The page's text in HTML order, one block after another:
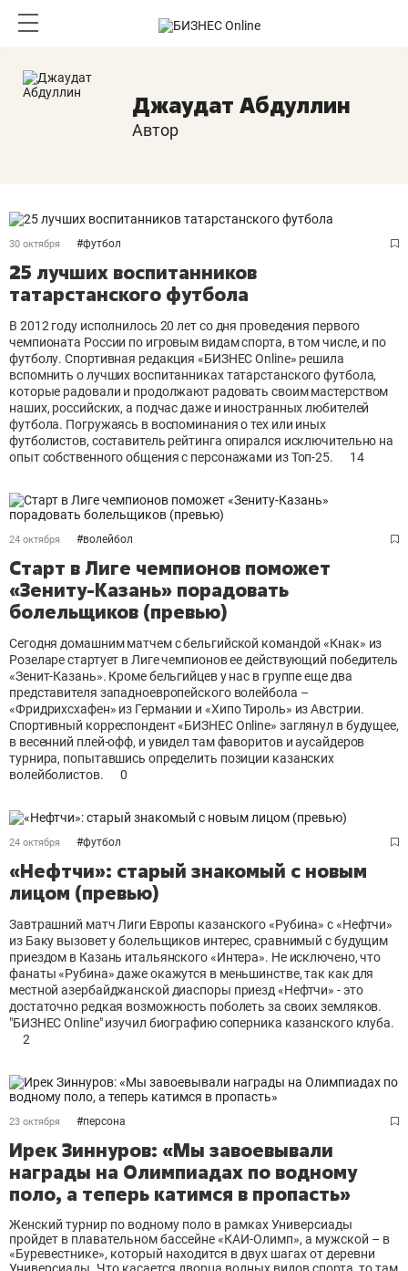
Джаудат Абдуллин
Автор
30 октября #футбол
25 лучших воспитанников
татарстанского футбола
В 2012 году исполнилось 20 лет со дня проведения первого
чемпионата России по игровым видам спорта, в том числе, и по
футболу. Спортивная редакция «БИЗНЕС Online» решила
вспомнить о лучших воспитанниках татарстанского футбола,
которые радовали и продолжают радовать своим мастерством
наших, российских, а подчас даже и иностранных любителей
футбола. Погружаясь в воспоминания о тех или иных
футболистов, составитель рейтинга опирался исключительно на
опыт собственного общения с персонажами из Топ-25.
14
24 октября #волейбол
Старт в Лиге чемпионов поможет
«Зениту-Казань» порадовать
болельщиков (превью)
Сегодня домашним матчем с бельгийской командой «Кнак» из
Розеларе стартует в Лиге чемпионов ее действующий победитель
«Зенит-Казань». Кроме бельгийцев у нас в группе еще два
представителя западноевропейского волейбола –
«Фридрихсхафен» из Германии и «Хипо Тироль» из Австрии.
Спортивный корреспондент «БИЗНЕС Online» заглянул в будущее,
в весенний плей-офф, и увидел там фаворитов и аусайдеров
турнира, попытавшись определить позиции казанских
волейболистов.
0
24 октября #футбол
«Нефтчи»: старый знакомый с новым
лицом (превью)
Завтрашний матч Лиги Европы казанского «Рубина» с «Нефтчи»
из Баку вызовет у болельщиков интерес, сравнимый с будущим
приездом в Казань итальянского «Интера». Не исключено, что
фанаты «Рубина» даже окажутся в меньшинстве, так как для
местной азербайджанской диаспоры приезд «Нефтчи» - это
достаточно редкая возможность поболеть за своих земляков.
"БИЗНЕС Online" изучил биографию соперника казанского клуба.
2
23 октября #персона
Ирек Зиннуров: «Мы завоевывали
награды на Олимпиадах по водному
поло, а теперь катимся в пропасть»
Женский турнир по водному поло в рамках Универсиады
пройдет в плавательном бассейне «КАИ-Олимп», а мужской – в
«Буревестнике», который находится в двух шагах от деревни